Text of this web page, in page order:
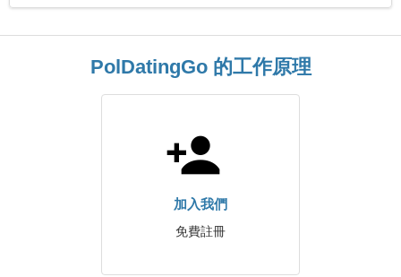
PolDatingGo 的工作原理
加入我們
免費註冊